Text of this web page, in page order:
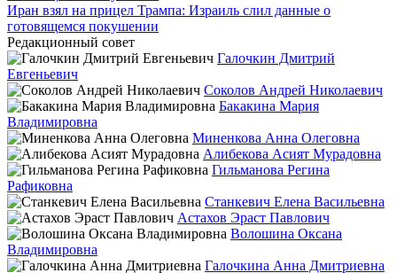
Иран взял на прицел Трампа: Израиль слил данные о
готовящемся покушении
Редакционный совет
Галочкин Дмитрий
Евгеньевич
Соколов Андрей Николаевич
Бакакина Мария
Владимировна
Миненкова Анна Олеговна
Алибекова Асият Мурадовна
Гильманова Регина
Рафиковна
Станкевич Елена Васильевна
Астахов Эраст Павлович
Волошина Оксана
Владимировна
Галочкина Анна Дмитриевна